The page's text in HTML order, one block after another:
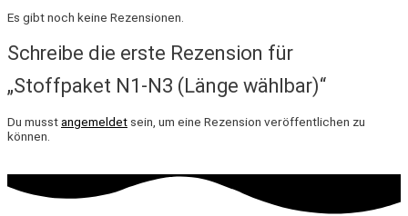
Es gibt noch keine Rezensionen.
Schreibe die erste Rezension für
„Stoffpaket N1-N3 (Länge wählbar)“
Du musstangemeldet sein, um eine Rezension veröffentlichen zu
können.